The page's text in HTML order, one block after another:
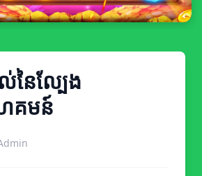
នៃល្បែង
គមន៍